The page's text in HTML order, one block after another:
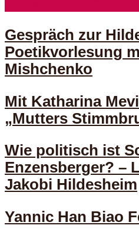
Gespräch zur
Poetikvorlesung
Mishchenko
Mit Katharina
„Mutters
Wie politisch ist
Enzensberger? –
Jakobi Hildesheim
Yannic Han Biao